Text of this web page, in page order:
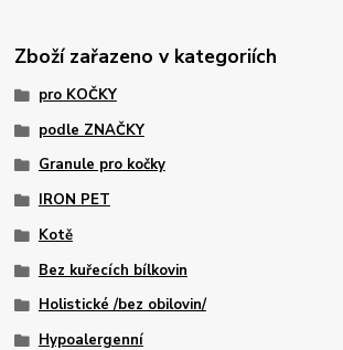
Zboží zařazeno v kategoriích
pro KOČKY
podle ZNAČKY
Granule pro kočky
IRON PET
Kotě
Bez kuřecích bílkovin
Holistické /bez obilovin/
Hypoalergenní